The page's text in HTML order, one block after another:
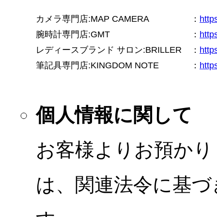
カメラ専門店:MAP CAMERA ：
腕時計専門店:GMT
：
レディースブランド サロン:BRILLER
：
筆記具専門店:KINGDOM NOTE
：
個人情報に関して
お客様よりお預か
は、関連法令に基